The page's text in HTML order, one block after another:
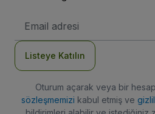
posta
Listeye Katılın
Oturum açarak veya bir
sözleşmemizi kabul etmiş ve